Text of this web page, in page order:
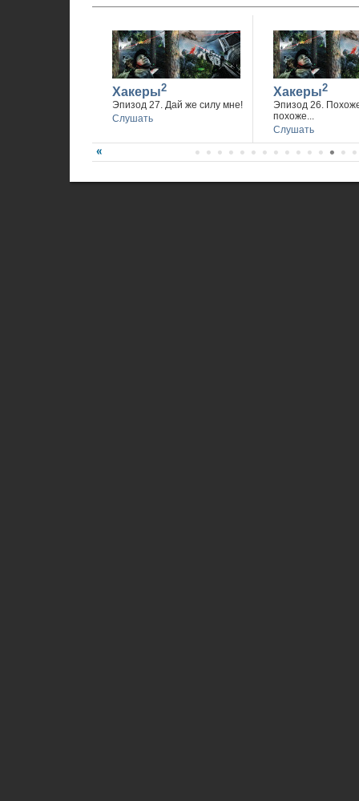
Хакеры2
Эпизод 27. Дай же силу мне!
Слушать
Хакеры2
Эпизод 26.
похоже...
Слушать